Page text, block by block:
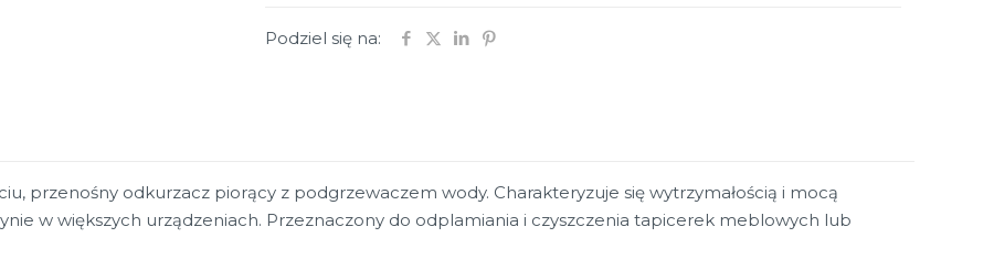
Podziel się na:
przenośny odkurzacz piorący z podgrzewaczem wody. Charakteryzuje się wytrzymałością i mocą
w większych urządzeniach. Przeznaczony do odplamiania i czyszczenia tapicerek meblowych lub